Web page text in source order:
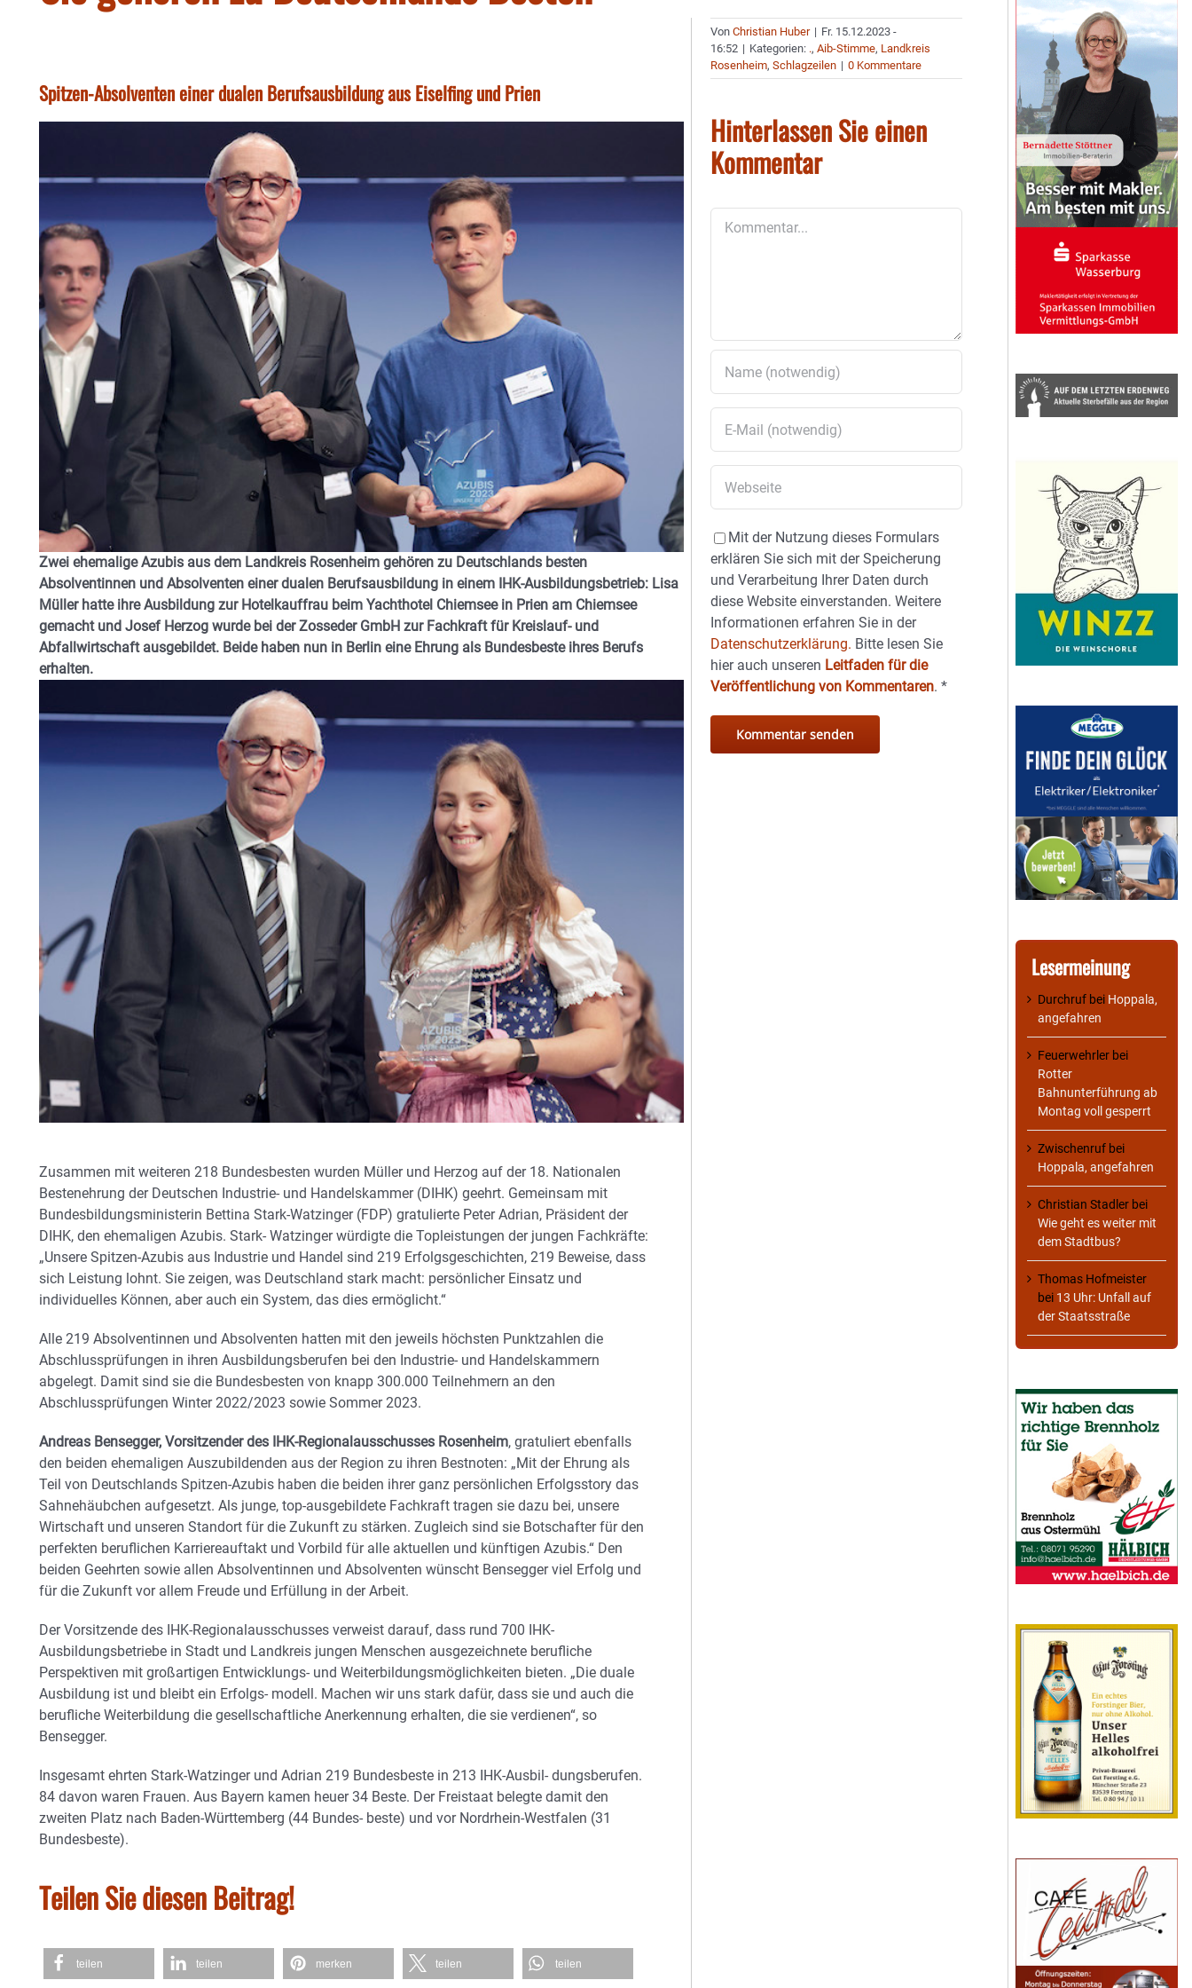
Spitzen-Absolventen einer dualen Berufsausbildung aus Eiselfing und Prien
Zwei ehemalige Azubis aus dem Landkreis Rosenheim gehören zu Deutschlands besten
Absolventinnen und Absolventen einer dualen Berufsausbildung in einem IHK-Ausbildungsbetrieb: Lisa
Müller hatte ihre Ausbildung zur Hotelkauffrau beim Yachthotel Chiemsee in Prien am Chiemsee
gemacht und Josef Herzog wurde bei der Zosseder GmbH zur Fachkraft für Kreislauf- und
Abfallwirtschaft ausgebildet. Beide haben nun in Berlin eine Ehrung als Bundesbeste ihres Berufs
erhalten.
Zusammen mit weiteren 218 Bundesbesten wurden Müller und Herzog auf der 18. Nationalen
Bestenehrung der Deutschen Industrie- und Handelskammer (DIHK) geehrt. Gemeinsam mit
Bundesbildungsministerin Bettina Stark-Watzinger (FDP) gratulierte Peter Adrian, Präsident der
DIHK, den ehemaligen Azubis. Stark- Watzinger würdigte die Topleistungen der jungen Fachkräfte:
„Unsere Spitzen-Azubis aus Industrie und Handel sind 219 Erfolgsgeschichten, 219 Beweise, dass
sich Leistung lohnt. Sie zeigen, was Deutschland stark macht: persönlicher Einsatz und
individuelles Können, aber auch ein System, das dies ermöglicht.“
Alle 219 Absolventinnen und Absolventen hatten mit den jeweils höchsten Punktzahlen die
Abschlussprüfungen in ihren Ausbildungsberufen bei den Industrie- und Handelskammern
abgelegt. Damit sind sie die Bundesbesten von knapp 300.000 Teilnehmern an den
Abschlussprüfungen Winter 2022/2023 sowie Sommer 2023.
Andreas Bensegger, Vorsitzender des IHK-Regionalausschusses Rosenheim, gratuliert ebenfalls
den beiden ehemaligen Auszubildenden aus der Region zu ihren Bestnoten: „Mit der Ehrung als
Teil von Deutschlands Spitzen-Azubis haben die beiden ihrer ganz persönlichen Erfolgsstory das
Sahnehäubchen aufgesetzt. Als junge, top-ausgebildete Fachkraft tragen sie dazu bei, unsere
Wirtschaft und unseren Standort für die Zukunft zu stärken. Zugleich sind sie Botschafter für den
perfekten beruflichen Karriereauftakt und Vorbild für alle aktuellen und künftigen Azubis.“ Den
beiden Geehrten sowie allen Absolventinnen und Absolventen wünscht Bensegger viel Erfolg und
für die Zukunft vor allem Freude und Erfüllung in der Arbeit.
Der Vorsitzende des IHK-Regionalausschusses verweist darauf, dass rund 700 IHK-
Ausbildungsbetriebe in Stadt und Landkreis jungen Menschen ausgezeichnete berufliche
Perspektiven mit großartigen Entwicklungs- und Weiterbildungsmöglichkeiten bieten. „Die duale
Ausbildung ist und bleibt ein Erfolgs- modell. Machen wir uns stark dafür, dass sie und auch die
berufliche Weiterbildung die gesellschaftliche Anerkennung erhalten, die sie verdienen“, so
Bensegger.
Insgesamt ehrten Stark-Watzinger und Adrian 219 Bundesbeste in 213 IHK-Ausbil- dungsberufen.
84 davon waren Frauen. Aus Bayern kamen heuer 34 Beste. Der Freistaat belegte damit den
zweiten Platz nach Baden-Württemberg (44 Bundes- beste) und vor Nordrhein-Westfalen (31
Bundesbeste).
Teilen Sie diesen Beitrag!
teilen teilen merken teilen teilen
VonChristian Huber | Fr. 15.12.2023 -
16:52 | Kategorien: .,Aib-Stimme, Landkreis
Rosenheim,Schlagzeilen | 0 Kommentare
Hinterlassen Sie einen
Kommentar
Mit der Nutzung dieses Formulars
erklären Sie sich mit der Speicherung
und Verarbeitung Ihrer Daten durch
diese Website einverstanden. Weitere
Informationen erfahren Sie in der
Datenschutzerklärung. Bitte lesen Sie
hier auch unseren Leitfaden für die
Veröffentlichung von Kommentaren.*
Lesermeinung
Durchruf bei Hoppala,
angefahren
Feuerwehrler bei
Rotter
Bahnunterführung ab
Montag voll gesperrt
Zwischenruf bei
Hoppala, angefahren
Christian Stadler bei
Wie geht es weiter mit
dem Stadtbus?
Thomas Hofmeister
bei 13 Uhr: Unfall auf
der Staatsstraße